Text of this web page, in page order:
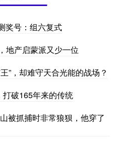
奖号：组六复式
地产启蒙派又少一位
”，却难守天合光能的战场？
破165年来的传统
被抓捕时非常狼狈，他穿了